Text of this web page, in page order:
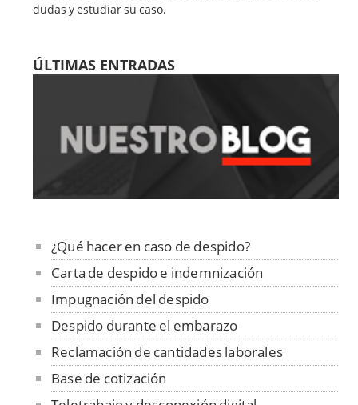
dudas y estudiar su caso.
ÚLTIMAS ENTRADAS
¿Qué hacer en caso de despido?
Carta de despido e indemnización
Impugnación del despido
Despido durante el embarazo
Reclamación de cantidades laborales
Base de cotización